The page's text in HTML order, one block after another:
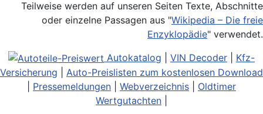
Teilweise werden auf unseren Seiten Texte, Abschnitte
oder einzelne Passagen aus "Wikipedia – Die freie
Enzyklopädie" verwendet.
Autokatalog
VIN Decoder
Kfz-
Versicherung
Auto-Preislisten zum kostenlosen Download
Pressemeldungen Webverzeichnis
Oldtimer
Wertgutachten